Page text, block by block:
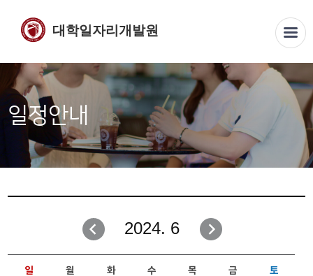
대학일자리개발원
일정안내
2024. 6
일 월 화 수 목 금 토